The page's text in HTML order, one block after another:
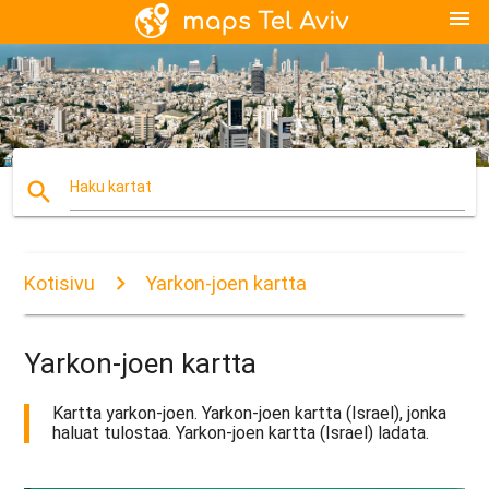
menu
search Haku kartat
Kotisivu Yarkon-joen kartta
Yarkon-joen kartta
Kartta yarkon-joen. Yarkon-joen kartta (Israel), jonka
haluat tulostaa. Yarkon-joen kartta (Israel) ladata.